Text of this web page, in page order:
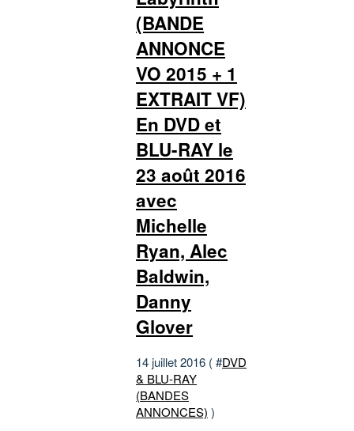
(BANDE
ANNONCE
VO 2015 + 1
EXTRAIT VF)
En DVD et
BLU-RAY le
23 août 2016
avec
Michelle
Ryan, Alec
Baldwin,
Danny
Glover
14 juillet 2016 ( #DVD
& BLU-RAY
(BANDES
ANNONCES) )